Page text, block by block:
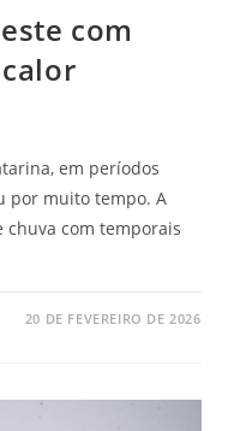
com
em períodos
por muito tempo. A
chuva com temporais
20 DE FEVEREIRO DE 2026